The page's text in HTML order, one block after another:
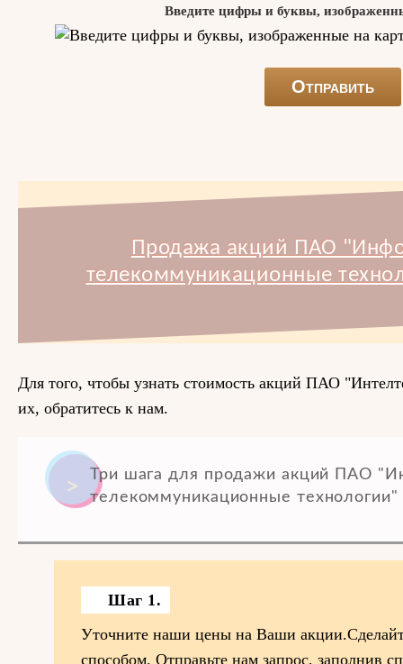
Введите цифры и буквы,
Продажа акций ПАО
телекоммуникационные
Для того, чтобы узнать стоимость акций ПАО
их, обратитесь к нам.
Три шага для продажи акций ПАО
телекоммуникационные технологии"
Шаг 1.
Уточните наши цены на Ваши
способом. Отправьте нам запрос, заполнив